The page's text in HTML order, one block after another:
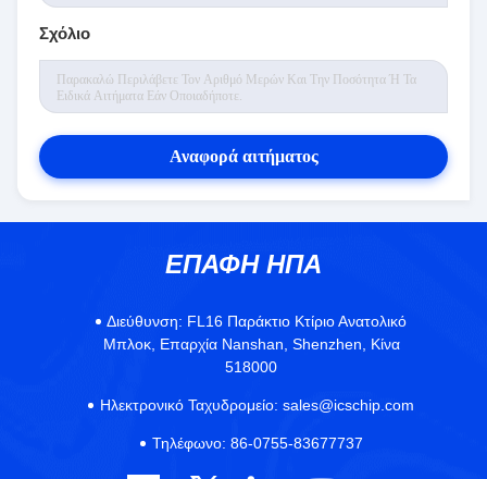
Σχόλιο
Αναφορά αιτήματος
ΕΠΑΦΉ ΗΠΑ
Διεύθυνση: FL16 Παράκτιο Κτίριο Ανατολικό
Μπλοκ, Επαρχία Nanshan, Shenzhen, Κίνα
518000
Ηλεκτρονικό Ταχυδρομείο: sales@icschip.com
Τηλέφωνο: 86-0755-83677737